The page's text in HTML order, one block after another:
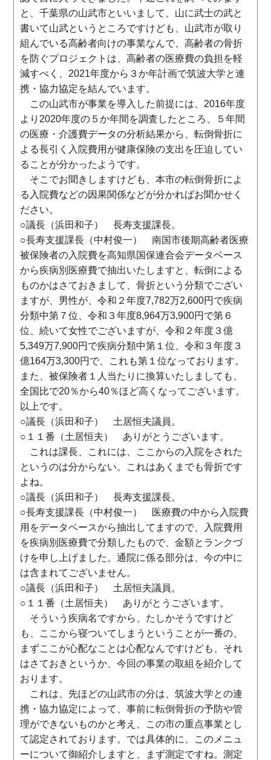
と、千葉県の山武市といいまして、山に武士の武と
書いて山武というところですけども、山武市が取り
組んでいる高齢者向けの事業なんで、高齢者の骨折
を防ぐプロジェクトは、高齢者の医療費の負担を軽
減すべく、2021年度から３か年計画で筑波大学と連
携・協力協定を結んでいます。
この山武市が事業を導入した前提には、2016年度
より2020年度の５か年間を調査したところ、５年間
の医療・介護費データの分析結果から、転倒骨折に
よる長引く入院費用が健康保険の支出を圧迫してい
ることが分かったようです。
そこでお聞きしますけども、本市の転倒骨折によ
る入院費などの因果関係などが分かればお聞かせく
ださい。
○議長（浜田和子） 長寿支援課長。
○長寿支援課長（中村俊一） 南国市後期高齢者医療
被保険者の入院費を高知県国保連合会データベース
から疾病別医療費で抽出いたしますと、転倒による
ものかはさておきまして、骨折という分類でござい
ますが、男性が、令和２年度7,782万2,600円で疾病
分類中第７位、令和３年度8,964万3,900円で第６
位、続いて女性でございますが、令和２年度３億
5,349万7,900円で疾病分類中第１位、令和３年度３
億164万3,300円で、これも第１位なっております。
また、被保険者１人当たりに換算いたしましても、
全国比で20％から40％ほど高くなってございます。
以上です。
○議長（浜田和子） 土居恒夫議員。
○１１番（土居恒夫） ありがとうございます。
これは課長、これには、ここからの入院をされた
というのは分からない。これはあくまでも骨折です
よね。
○議長（浜田和子） 長寿支援課長。
○長寿支援課長（中村俊一） 医療費の中から入院費
用をデータベースから抽出してますので、入院費用
を疾病別医療費で分類したもので、金額とランクづ
けを申し上げました。通院に係る部分は、今の中に
は含まれてございません。
○議長（浜田和子） 土居恒夫議員。
○１１番（土居恒夫） ありがとうございます。
そういう疾病名ですから、たしかそうですけど
も、ここから寝ついてしまうということが一番の、
まずここが心配なことは心配なんですけども、それ
はさておきというか、今回の事業の取組を紹介して
おります。
これは、先ほどの山武市の分は、筑波大学との連
携・協力協定によって、事前に転倒骨折の予防や管
理ができないものかと考え、この市の重点事業とし
て認定されております。では具体的に、このメニュ
ーについて御紹介しますと、まず測定ですね。測定